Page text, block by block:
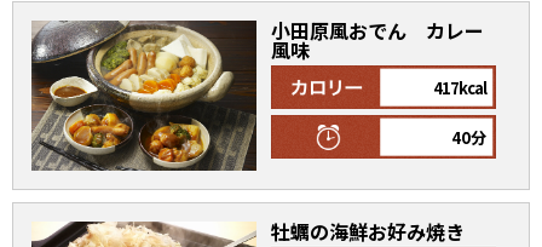
サッと鍋® 楽チン鍋®
めんつゆレシピ
割烹白だしレシピ
レシピ特設サイト
小田原風おでん カレー
風味
417kcal
40分
牡蠣の海鮮お好み焼き